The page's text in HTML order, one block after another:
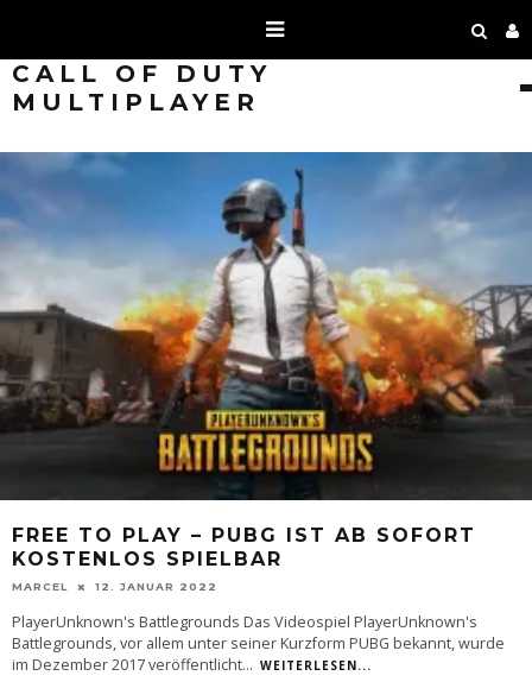
CALL OF DUTY
MULTIPLAYER
FREE TO PLAY – PUBG IST AB SOFORT
KOSTENLOS SPIELBAR
MARCEL 12. JANUAR 2022
PlayerUnknown's Battlegrounds Das Videospiel PlayerUnknown's
Battlegrounds, vor allem unter seiner Kurzform PUBG bekannt, wurde
im Dezember 2017 veröffentlicht... WEITERLESEN...